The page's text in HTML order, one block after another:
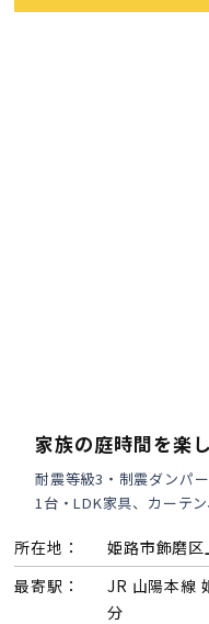
家族の庭時間を楽
耐震等級3・制震ダンパ
1台・LDK家具、カーテ
所在地：
姫路市飾磨
最寄駅：
JR 山陽本線
分